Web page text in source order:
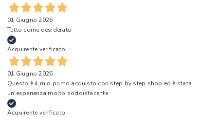
01 Giugno 2026
Tutto come desiderato
Acquirente verificato
01 Giugno 2026
Questo è il mio primo acquisto con step by step shop ed è stata
un'esperienza molto soddisfacente
Acquirente verificato